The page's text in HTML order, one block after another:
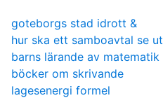
goteborgs stad idrott &
hur ska ett samboavtal se ut
barns lärande av matematik
böcker om skrivande
lagesenergi formel